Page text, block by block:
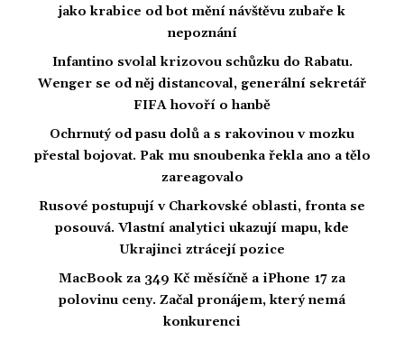
jako krabice od bot mění návštěvu zubaře k
nepoznání
Infantino svolal krizovou schůzku do Rabatu.
Wenger se od něj distancoval, generální sekretář
FIFA hovoří o hanbě
Ochrnutý od pasu dolů a s rakovinou v mozku
přestal bojovat. Pak mu snoubenka řekla ano a tělo
zareagovalo
Rusové postupují v Charkovské oblasti, fronta se
posouvá. Vlastní analytici ukazují mapu, kde
Ukrajinci ztrácejí pozice
MacBook za 349 Kč měsíčně a iPhone 17 za
polovinu ceny. Začal pronájem, který nemá
konkurenci